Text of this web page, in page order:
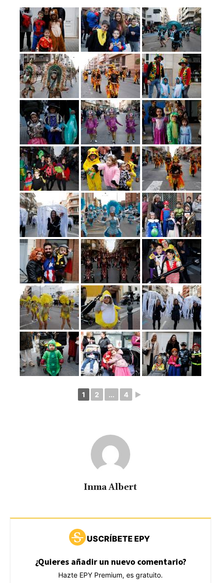
1 2 ... 4 ►
Inma Albert
USCRÍBETE EPY
¿Quieres añadir un nuevo comentario?
Hazte EPY Premium, es gratuito.